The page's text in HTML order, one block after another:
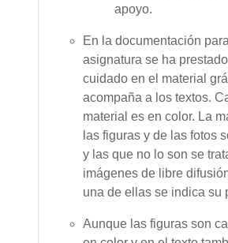
apoyo.
En la documentación
asignatura se ha
cuidado en el material
acompaña a los textos.
material es en color. La
las figuras y de las fotos
y las que no lo son se
imágenes de libre
una de ellas se indica su
Aunque las figuras son